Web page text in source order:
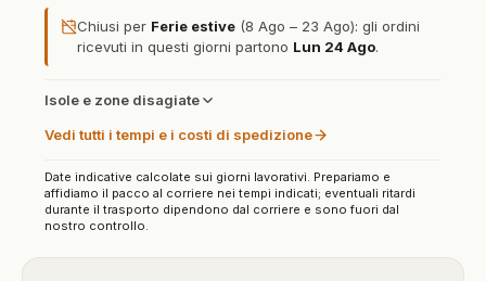
Chiusi per Ferie estive (8 Ago – 23 Ago): gli ordini
ricevuti in questi giorni partono Lun 24 Ago.
Isole e zone disagiate
Vedi tutti i tempi e i costi di spedizione
Date indicative calcolate sui giorni lavorativi. Prepariamo e
affidiamo il pacco al corriere nei tempi indicati; eventuali ritardi
durante il trasporto dipendono dal corriere e sono fuori dal
nostro controllo.